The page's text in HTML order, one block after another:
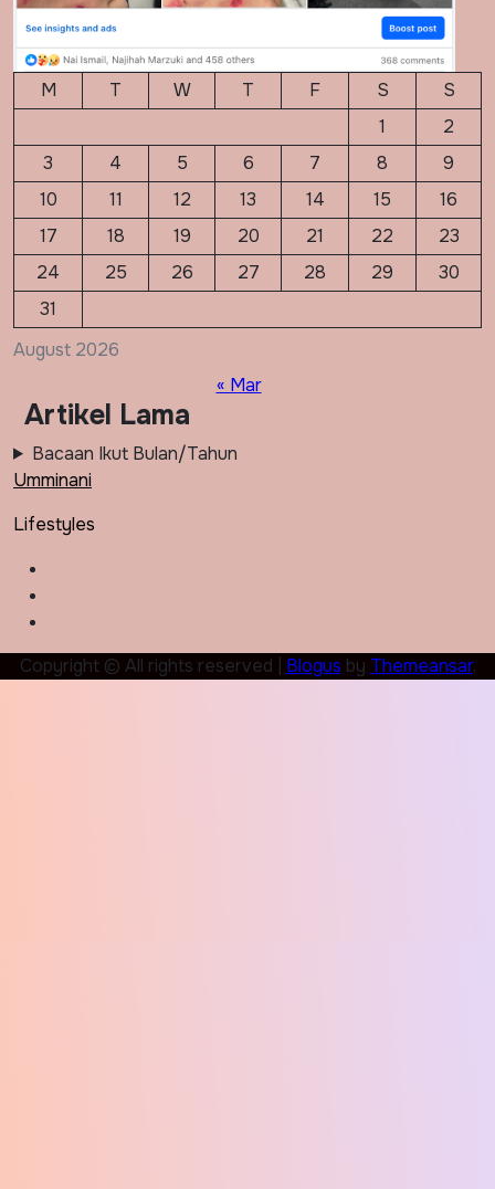
August 2026
M T W T F S
S
1
2
3
4 5 6 7 8
9
10
11 12 13 14 15
16
17
18 19 20 21 22
23
24
25 26 27 28 29
30
31
« Mar
Artikel Lama
Bacaan Ikut Bulan/Tahun
Umminani
Lifestyles
Copyright © All rights reserved Blogus by Themeansar.